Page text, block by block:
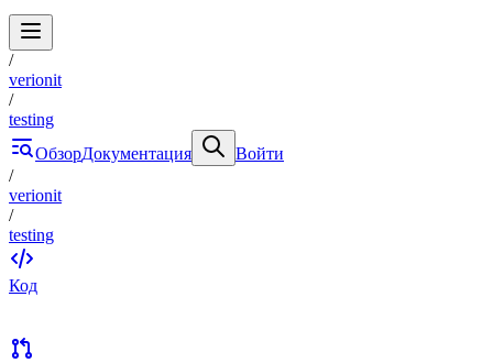
/
verionit
/
testing
ОбзорДокументация
Войти
/
verionit
/
testing
Код